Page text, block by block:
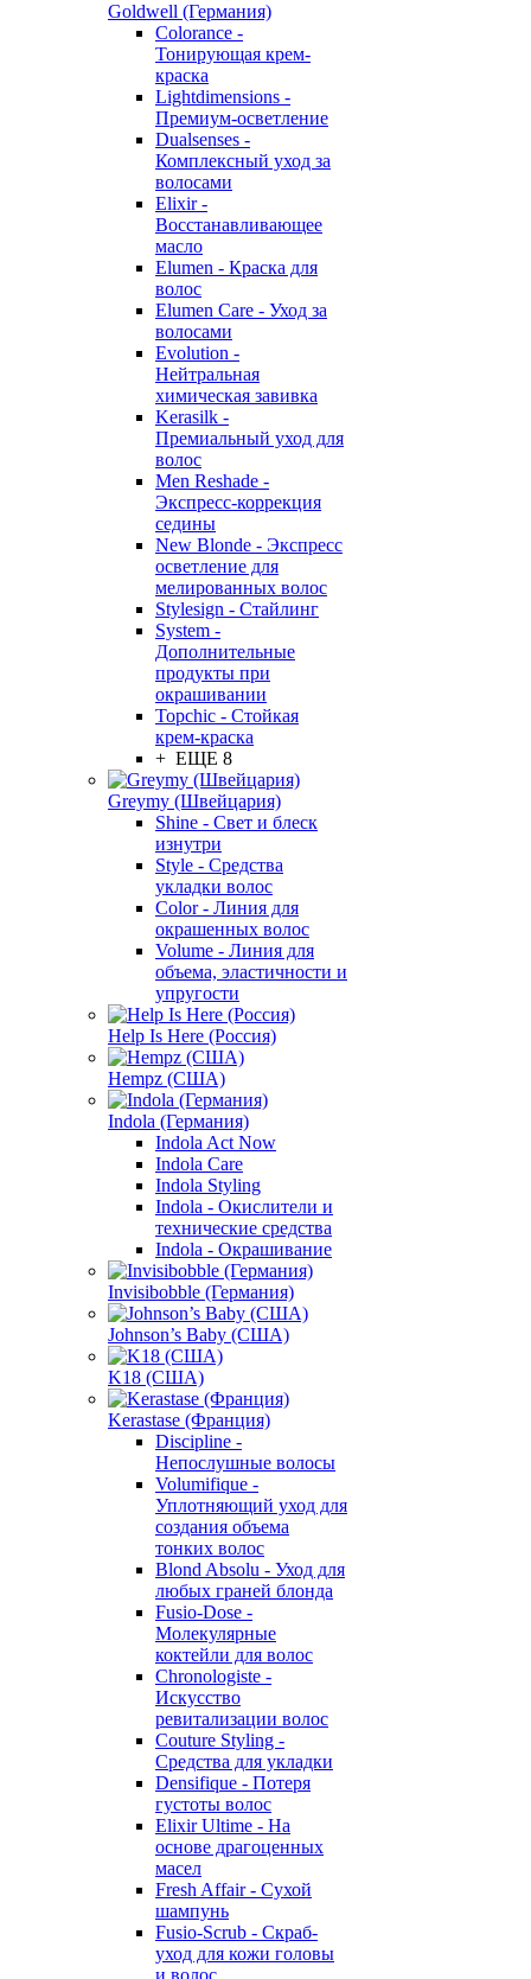
Goldwell (Германия)
Colorance -
Тонирующая крем-
краска
Lightdimensions -
Премиум-осветление
Dualsenses -
Комплексный уход за
волосами
Elixir -
Восстанавливающее
масло
Elumen - Краска для
волос
Elumen Care - Уход за
волосами
Evolution -
Нейтральная
химическая завивка
Kerasilk -
Премиальный уход для
волос
Men Reshade -
Экспресс-коррекция
седины
New Blonde - Экспресс
осветление для
мелированных волос
Stylesign - Стайлинг
System -
Дополнительные
продукты при
окрашивании
Topchic - Стойкая
крем-краска
+ ЕЩЕ 8
Greymy (Швейцария)
Shine - Свет и блеск
изнутри
Style - Средства
укладки волос
Color - Линия для
окрашенных волос
Volume - Линия для
объема, эластичности и
упругости
Help Is Here (Россия)
Hempz (США)
Indola (Германия)
Indola Act Now
Indola Care
Indola Styling
Indola - Окислители и
технические средства
Indola - Окрашивание
Invisibobble (Германия)
Johnson’s Baby (США)
K18 (США)
Kerastase (Франция)
Discipline -
Непослушные волосы
Volumifique -
Уплотняющий уход для
создания объема
тонких волос
Blond Absolu - Уход для
любых граней блонда
Fusio-Dose -
Молекулярные
коктейли для волос
Chronologiste -
Искусство
ревитализации волос
Couture Styling -
Средства для укладки
Densifique - Потеря
густоты волос
Elixir Ultime - На
основе драгоценных
масел
Fresh Affair - Сухой
шампунь
Fusio-Scrub - Скраб-
уход для кожи головы
и волос